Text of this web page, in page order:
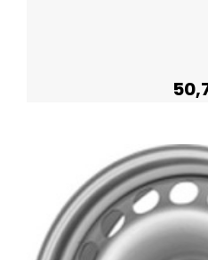
Plus de